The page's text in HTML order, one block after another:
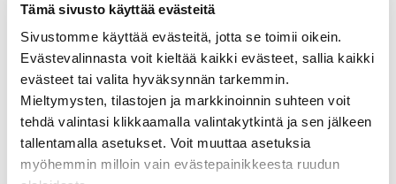
Tämä sivusto käyttää evästeitä
Sivustomme käyttää evästeitä, jotta se toimii oikein.
Evästevalinnasta voit kieltää kaikki evästeet, sallia kaikki
evästeet tai valita hyväksynnän tarkemmin.
Mieltymysten, tilastojen ja markkinoinnin suhteen voit
tehdä valintasi klikkaamalla valintakytkintä ja sen jälkeen
tallentamalla asetukset. Voit muuttaa asetuksia
myöhemmin milloin vain evästepainikkeesta ruudun
hyvä olla viimeistään 15 minuuttia ennen tanssien
alkua.)
Tanssien kesto noin 1 h.
Tapahtumaan on vapaa pääsy.
Lämpimästi tervetuloa seuraamaan tansseja!